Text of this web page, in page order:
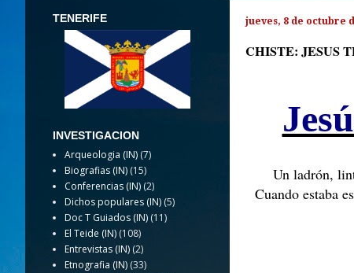
jueves, 8 de octubre
CHISTE: JESUS
Un ladrón,
Cuando estaba
TENERIFE
INVESTIGACION
Arqueologia (IN) (7)
Biografias (IN) (15)
Conferencias (IN) (2)
Dichos populares (IN) (5)
Doc T Guiados (IN) (11)
El Teide (IN) (108)
Entrevistas (IN) (2)
Etnografia (IN) (33)